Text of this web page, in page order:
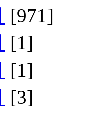
[971]
[1]
[1]
[3]